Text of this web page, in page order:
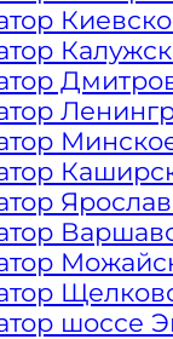
шоссе